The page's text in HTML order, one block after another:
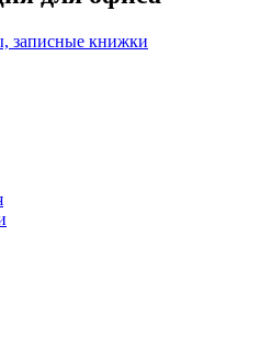
записные книжки